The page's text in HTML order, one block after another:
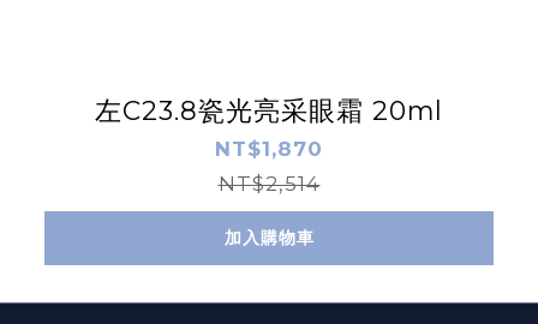
左C23.8瓷光亮采眼霜 20ml
NT$1,870
NT$2,514
加入購物車